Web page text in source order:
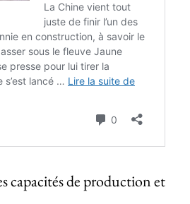
capacités de production et